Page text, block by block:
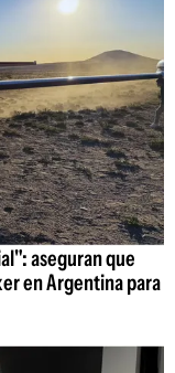
aseguran que
en Argentina para